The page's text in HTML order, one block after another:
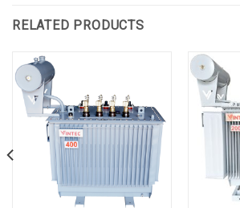
RELATED PRODUCTS